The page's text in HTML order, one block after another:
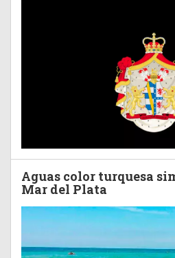
Aguas color turquesa
Mar del Plata